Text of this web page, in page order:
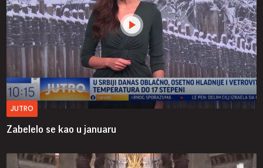
JUTRO
Zabelelo se kao u januaru